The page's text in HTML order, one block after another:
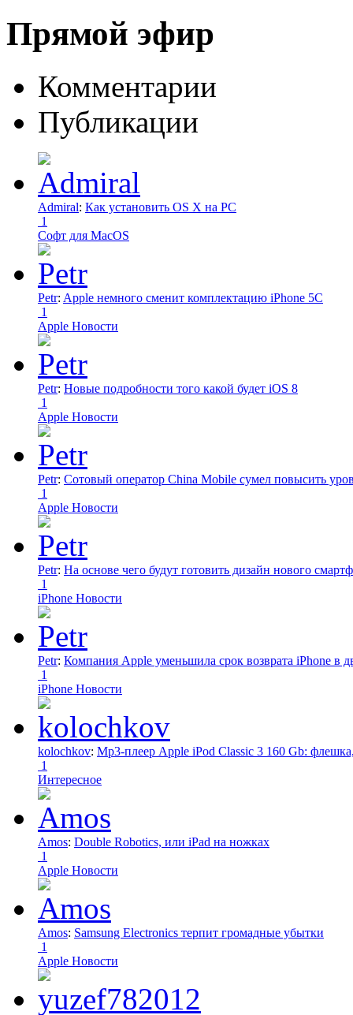
Прямой эфир
Комментарии
Публикации
Admiral: Как установить OS X на PC
1
Софт для MacOS
Petr: Apple немного сменит комплектацию iPhone 5C
1
Apple Новости
Petr: Новые подробности того какой будет iOS 8
1
Apple Новости
Petr: Сотовый оператор China Mobile сумел повысить
1
Apple Новости
Petr: На основе чего будут готовить дизайн нового
1
iPhone Новости
Petr: Компания Apple уменьшила срок возврата iPhone в
1
iPhone Новости
kolochkov: Mp3-плеер Apple iPod Classic 3 160 Gb:
1
Интересное
Amos: Double Robotics, или iPad на ножках
1
Apple Новости
Amos: Samsung Electronics терпит громадные убытки
1
Apple Новости